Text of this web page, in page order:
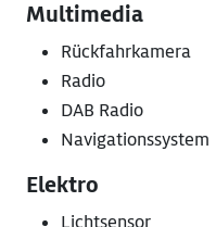
Multimedia
Rückfahrkamera
Radio
DAB Radio
Navigationssystem
Elektro